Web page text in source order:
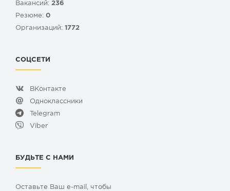
Вакансий: 236
Резюме: 0
Организаций: 1772
СОЦСЕТИ
ВКонтакте
Одноклассники
Telegram
Viber
БУДЬТЕ С НАМИ
Оставьте Ваш e-mail, чтобы